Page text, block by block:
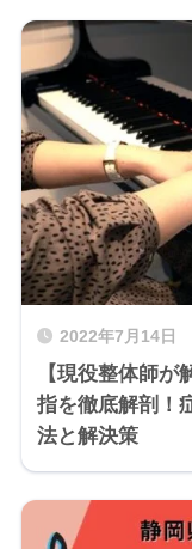
2022年7月14日
【現役整体師
指を徹底解剖！
法と解決策